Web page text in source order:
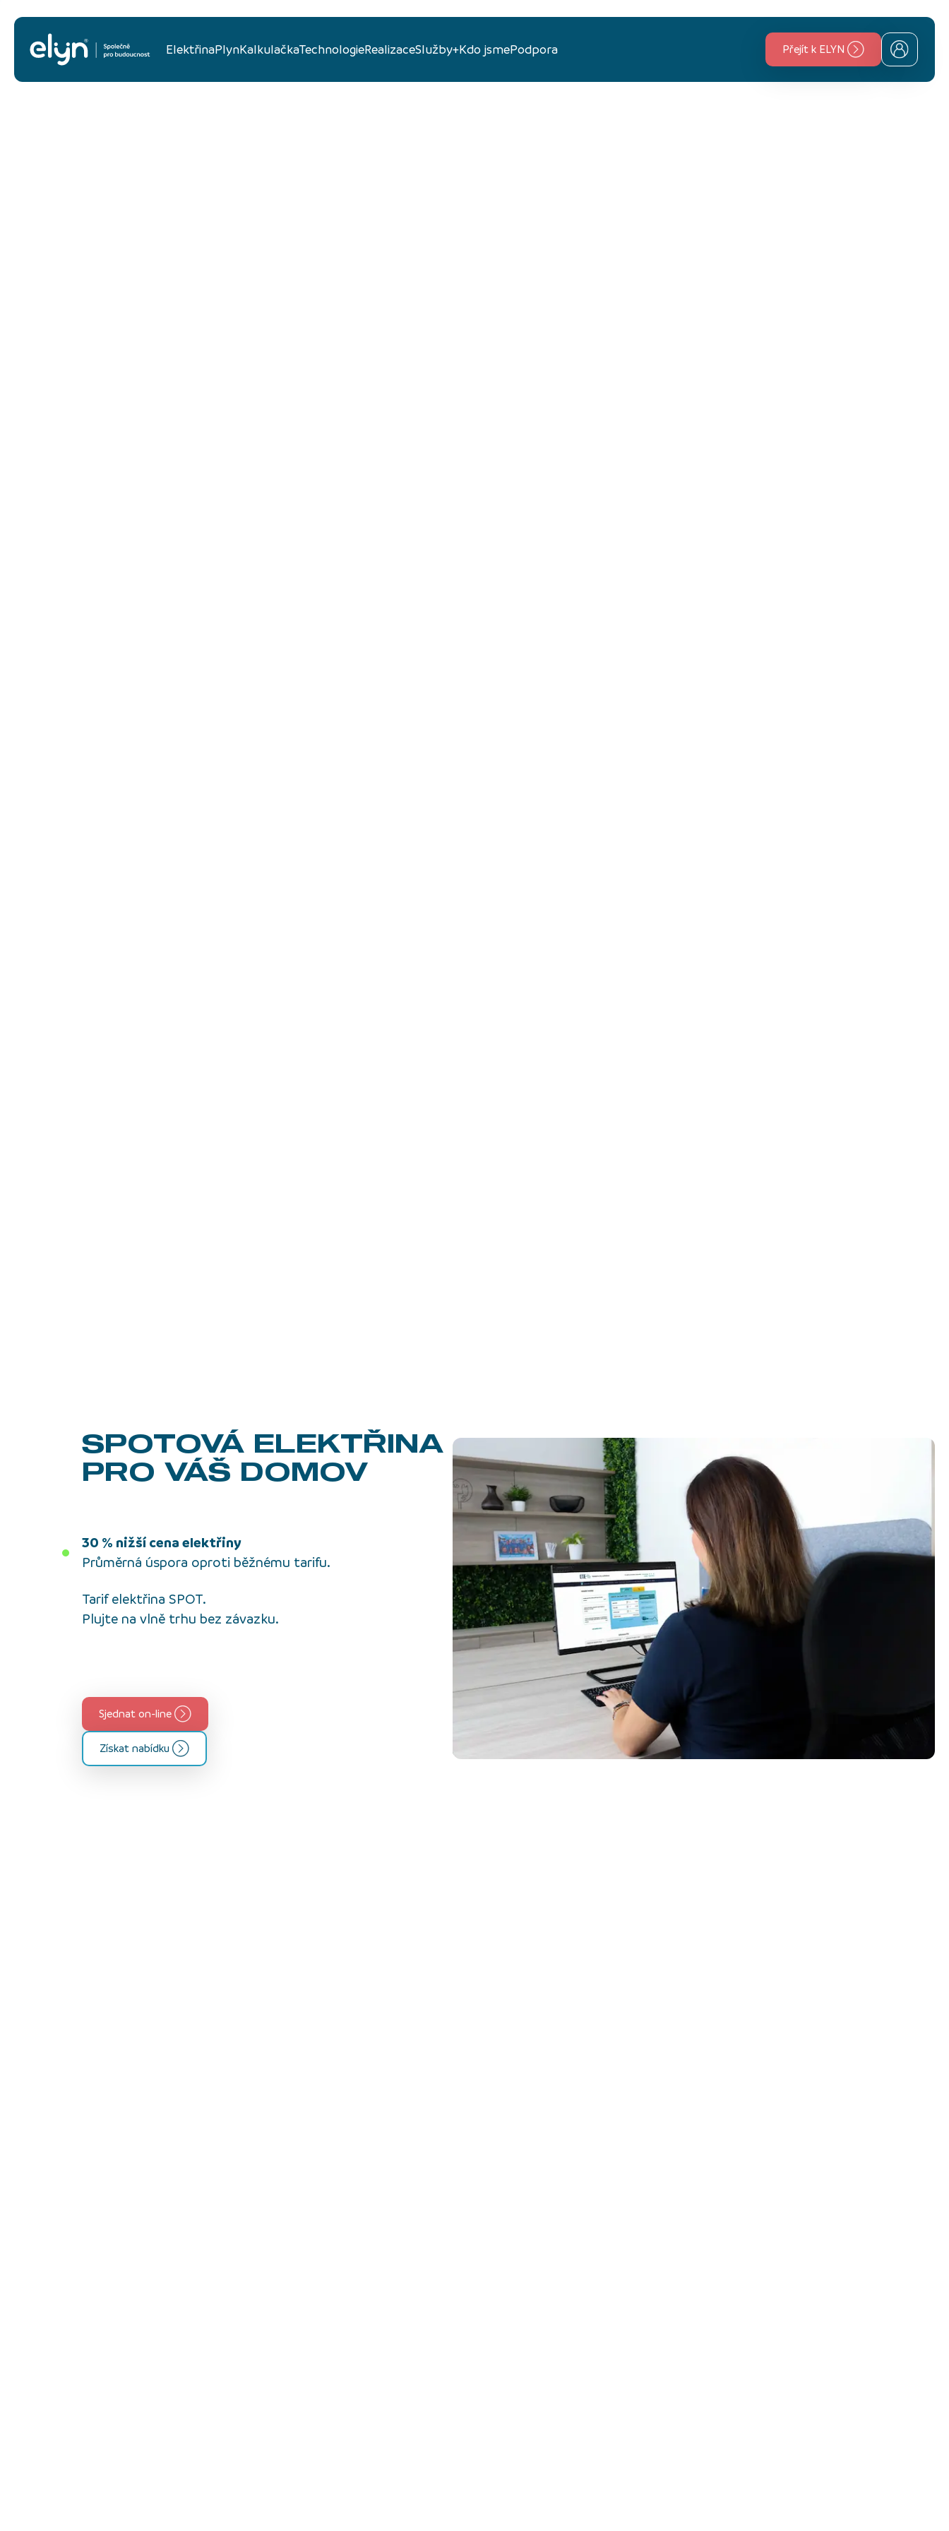
ElektřinaPlynKalkulačkaTechnologieRealizaceSlužby+Kdo jsmePodpora Přejít k ELYN
SPOTOVÁ ELEKTŘINA
PRO VÁŠ DOMOV
30 % nižší cena elektřiny
Průměrná úspora oproti běžnému tarifu.
Tarif elektřina SPOT.
Plujte na vlně trhu bez závazku.
Sjednat on-line
Získat nabídku